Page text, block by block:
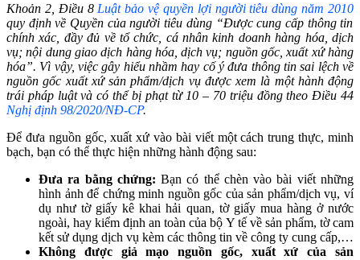
Khoản 2, Điều 8 Luật bảo vệ quyền lợi người tiêu dùng năm 2010
quy định về Quyền của người tiêu dùng “Được cung cấp thông tin
chính xác, đầy đủ về tổ chức, cá nhân kinh doanh hàng hóa, dịch
vụ; nội dung giao dịch hàng hóa, dịch vụ; nguồn gốc, xuất xứ hàng
hóa”. Vì vậy, việc gây hiểu nhầm hay cố ý đưa thông tin sai lệch về
nguồn gốc xuất xứ sản phẩm/dịch vụ được xem là một hành động
trái pháp luật và có thể bị phạt từ 10 – 70 triệu đồng theo Điều 44
Nghị định 98/2020/NĐ-CP.
Để đưa nguồn gốc, xuất xứ vào bài viết một cách trung thực, minh
bạch, bạn có thể thực hiện những hành động sau:
Đưa ra bằng chứng:Bạn có thể chèn vào bài viết những
hình ảnh để chứng minh nguồn gốc của sản phẩm/dịch vụ, ví
dụ như tờ giấy kê khai hải quan, tờ giấy mua hàng ở nước
ngoài, hay kiểm định an toàn của bộ Y tế về sản phẩm, tờ cam
kết sử dụng dịch vụ kèm các thông tin về công ty cung cấp,…
Không được giả mạo nguồn gốc, xuất xứ của sản